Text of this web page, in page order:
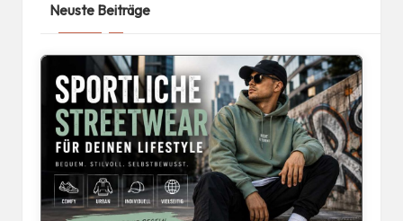
Neuste Beiträge